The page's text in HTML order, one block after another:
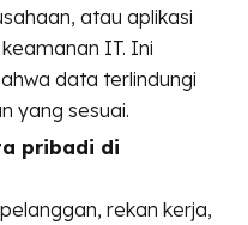
atau aplikasi
IT. Ini
data terlindungi
yang sesuai.
pribadi di
rekan kerja,